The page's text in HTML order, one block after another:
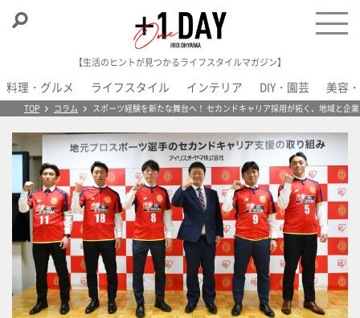
【生活のヒントが見つかるライフスタイルマガジン】
料理・グルメ ライフスタイル インテリア DIY・園芸 美容
TOP＋1 Dayコラム スポーツ経験を新たな舞台へ！ セカンドキャリア採用が拓く、地域と企